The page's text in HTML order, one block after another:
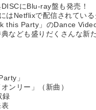
にBlu-ray盤も発売！
はNetflixで配信されてい
this Party」のDance
なども盛りだくさんな新
」
オンリー」（新曲）
録